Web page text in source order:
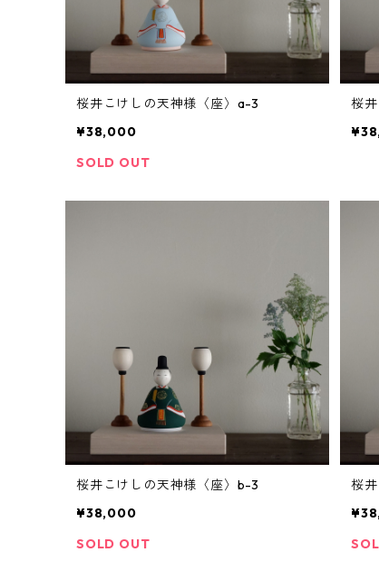
桜井こけしの天神様〈座〉a-3
¥38,000
SOLD OUT
桜
桜井こけしの天神様〈座〉b-3
¥38,000
SOLD OUT
桜